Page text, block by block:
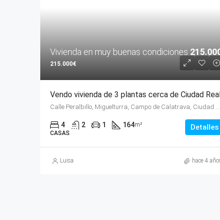
Vivienda en muy buenas condiciones
215.000€
Vendo vivienda de 3 plantas cerca de Ciudad
Calle Peralbillo, Miguelturra, Campo de Calatrava, Ciudad Real, Castilla-La Mancha, 13170, España
4 2 1 164m²
CASAS
Detalles
Luisa hace 4